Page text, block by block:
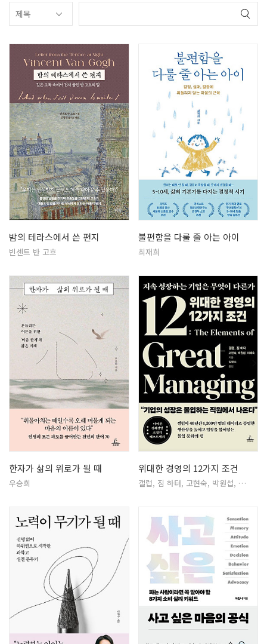
밤의 테라스에서 쓴 편지
빈센트 반 고흐
불편함을 다룰 줄 아는 아이
최재희
한자가 삶의 위로가 될 때
우승희
위대한 경영의 12가지 조건
갤럽, 짐 하터, 고현숙, 박원섭, …